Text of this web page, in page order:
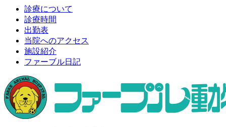
診療について
診療時間
出勤表
当院へのアクセス
施設紹介
ファーブル日記